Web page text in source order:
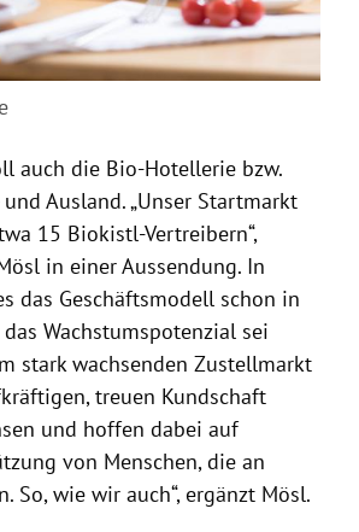
auch die Bio-Hotellerie bzw.
Ausland. „Unser Startmarkt
15 Biokistl-Vertreibern“,
in einer Aussendung. In
das Geschäftsmodell schon in
Wachstumspotenzial sei
stark wachsenden Zustellmarkt
treuen Kundschaft
und hoffen dabei auf
von Menschen, die an
So, wie wir auch“, ergänzt Mösl.